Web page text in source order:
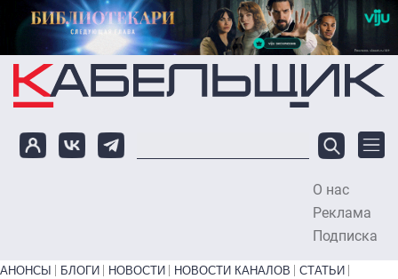
Перейти к основному содержанию
О нас
Реклама
Подписка
Primary links bottom
АНОНСЫ БЛОГИ НОВОСТИ НОВОСТИ КАНАЛОВ
СТАТЬИ